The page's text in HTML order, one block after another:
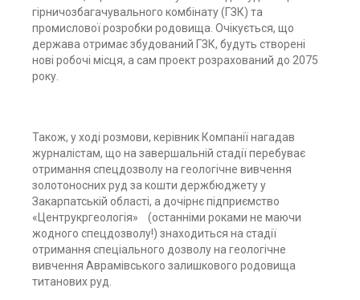
гірничозбагачувального комбінату (ГЗК) та
промислової розробки родовища. Очікується, що
держава отримає збудований ГЗК, будуть створені
нові робочі місця, а сам проект розрахований до 2075
року.
Також, у ході розмови, керівник Компанії нагадав
журналістам, що на завершальній стадії перебуває
отримання спецдозволу на геологічне вивчення
золотоносних руд за кошти держбюджету у
Закарпатській області, а дочірнє підприємство
«Центрукргеологія» (останніми роками не маючи
жодного спецдозволу!) знаходиться на стадії
отримання спеціального дозволу на геологічне
вивчення Аврамівського залишкового родовища
титанових руд.